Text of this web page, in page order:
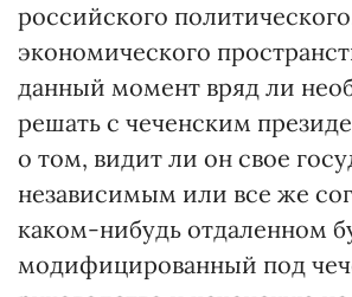
российского
экономического
данный момент вряд ли
решать с чеченским
о том, видит ли он свое
независимым или все же
каком-нибудь отдаленном
модифицированный под